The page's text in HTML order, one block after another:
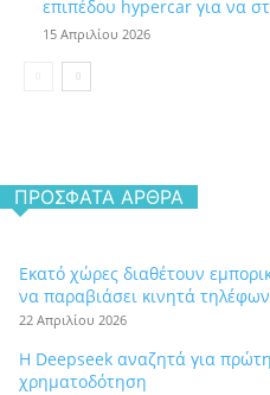
επιπέδου hypercar για να
15 Απριλίου 2026
ΠΡΌΣΦΑΤΑ ΆΡΘΡΑ
Εκατό χώρες διαθέτουν
να παραβιάσει κινητά
22 Απριλίου 2026
Η Deepseek αναζητά για
χρηματοδότηση